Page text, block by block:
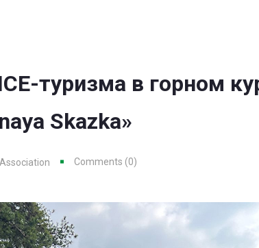
туризма в горном
Skazka»
Comments (0)